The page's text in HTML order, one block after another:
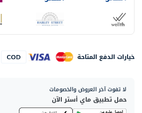
خيارات الدفع المتاحة
لا تفوت آخر العروض والخصومات
حمل تطبيق ماي أستر الآن